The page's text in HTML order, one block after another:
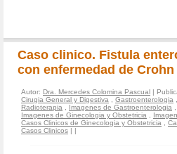
Caso clinico. Fistula
con enfermedad de Crohn
Autor: Dra. Mercedes Colomina Pascual |
Cirugia General y Digestiva
Gastroenterologia
Radioterapia
Imagenes de Gastroenterologia
Imagenes de Ginecologia y Obstetricia
Casos Clinicos de Ginecologia y Obstetricia
Casos Clinicos | |